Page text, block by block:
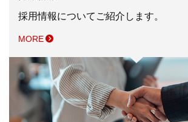
採用情報についてご紹介します。
MORE